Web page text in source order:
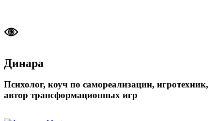
Динара
Психолог, коуч по самореализации, игротехник,
автор трансформационных игр